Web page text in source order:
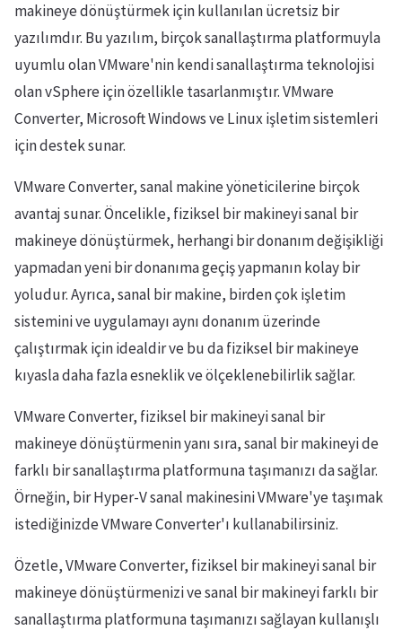
makineye dönüştürmek için kullanılan ücretsiz bir
yazılımdır. Bu yazılım, birçok sanallaştırma platformuyla
uyumlu olan VMware'nin kendi sanallaştırma teknolojisi
olan vSphere için özellikle tasarlanmıştır. VMware
Converter, Microsoft Windows ve Linux işletim sistemleri
için destek sunar.
VMware Converter, sanal makine yöneticilerine birçok
avantaj sunar. Öncelikle, fiziksel bir makineyi sanal bir
makineye dönüştürmek, herhangi bir donanım değişikliği
yapmadan yeni bir donanıma geçiş yapmanın kolay bir
yoludur. Ayrıca, sanal bir makine, birden çok işletim
sistemini ve uygulamayı aynı donanım üzerinde
çalıştırmak için idealdir ve bu da fiziksel bir makineye
kıyasla daha fazla esneklik ve ölçeklenebilirlik sağlar.
VMware Converter, fiziksel bir makineyi sanal bir
makineye dönüştürmenin yanı sıra, sanal bir makineyi de
farklı bir sanallaştırma platformuna taşımanızı da sağlar.
Örneğin, bir Hyper-V sanal makinesini VMware'ye taşımak
istediğinizde VMware Converter'ı kullanabilirsiniz.
Özetle, VMware Converter, fiziksel bir makineyi sanal bir
makineye dönüştürmenizi ve sanal bir makineyi farklı bir
sanallaştırma platformuna taşımanızı sağlayan kullanışlı